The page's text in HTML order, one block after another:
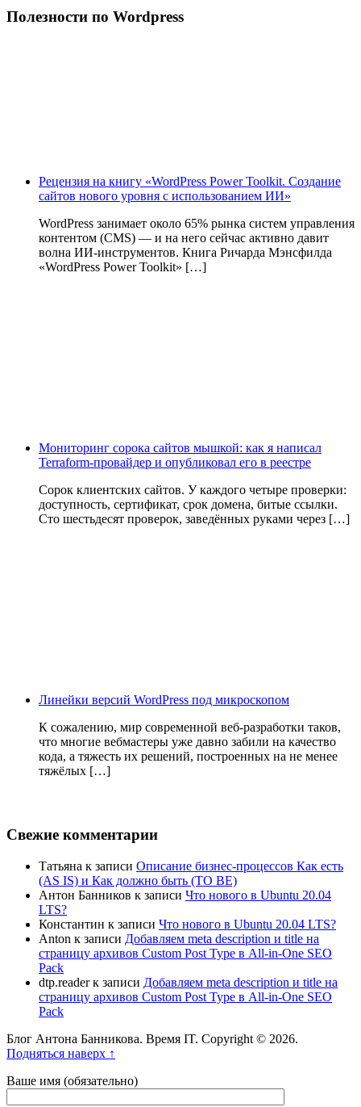
Полезности по Wordpress
Рецензия на книгу «WordPress Power Toolkit. Создание
сайтов нового уровня с использованием ИИ»
WordPress занимает около 65% рынка систем управления
контентом (CMS) — и на него сейчас активно давит
волна ИИ‑инструментов. Книга Ричарда Мэнсфилда
«WordPress Power Toolkit» […]
Мониторинг сорока сайтов мышкой: как я написал
Terraform-провайдер и опубликовал его в реестре
Сорок клиентских сайтов. У каждого четыре проверки:
доступность, сертификат, срок домена, битые ссылки.
Сто шестьдесят проверок, заведённых руками через […]
Линейки версий WordPress под микроскопом
К сожалению, мир современной веб-разработки таков,
что многие вебмастеры уже давно забили на качество
кода, а тяжесть их решений, построенных на не менее
тяжёлых […]
Свежие комментарии
Татьяна к записи Описание бизнес-процессов Как есть
(AS IS) и Как должно быть (TO BE)
Антон Банников к записи Что нового в Ubuntu 20.04
LTS?
Константин к записи Что нового в Ubuntu 20.04 LTS?
Anton к записи Добавляем meta description и title на
страницу архивов Custom Post Type в All-in-One SEO
Pack
dtp.readerк записи Добавляем meta description и title на
страницу архивов Custom Post Type в All-in-One SEO
Pack
Блог Антона Банникова. Время IT. Copyright © 2026.
Подняться наверх ↑
Ваше имя (обязательно)